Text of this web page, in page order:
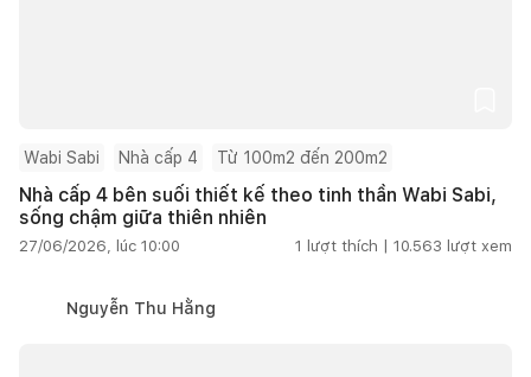
Wabi Sabi Nhà cấp 4 Từ 100m2 đến 200m2
Nhà cấp 4 bên suối thiết kế theo tinh thần Wabi Sabi,
sống chậm giữa thiên nhiên
27/06/2026, lúc 10:00 1 lượt thích | 10.563 lượt xem
Nguyễn Thu Hằng